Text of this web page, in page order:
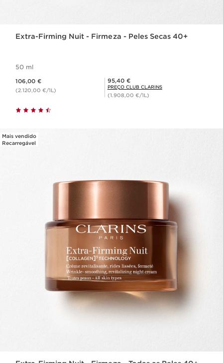
Extra-Firming Nuit - Firmeza - Peles Secas 40+
50 ml
106,00 €
(2.120,00 €/1L)
Preço Club Clarins 95,40 €
95,40 €
PREÇO CLUB CLARINS
(1.908,00 €/1L)
Mais vendido
Recarregável